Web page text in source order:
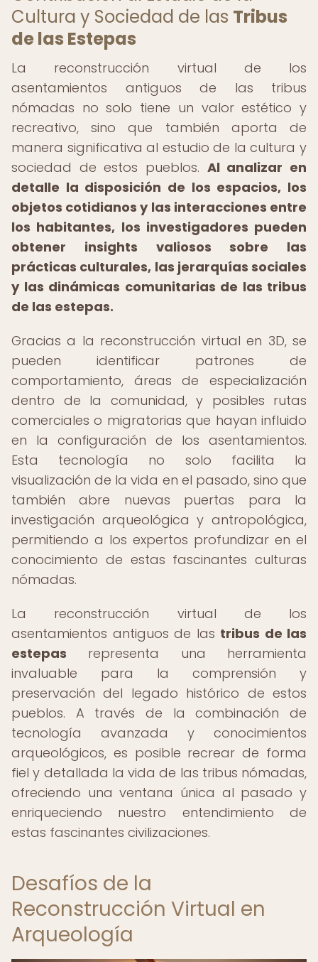
Cultura y Sociedad de las Tribus
de las Estepas
La reconstrucción virtual de los
asentamientos antiguos de las tribus
nómadas no solo tiene un valor estético y
recreativo, sino que también aporta de
manera significativa al estudio de la cultura y
sociedad de estos pueblos. Al analizar en
detalle la disposición de los espacios, los
objetos cotidianos y las interacciones entre
los habitantes, los investigadores pueden
obtener insights valiosos sobre las
prácticas culturales, las jerarquías sociales
y las dinámicas comunitarias de las tribus
de las estepas.
Gracias a la reconstrucción virtual en 3D, se
pueden identificar patrones de
comportamiento, áreas de especialización
dentro de la comunidad, y posibles rutas
comerciales o migratorias que hayan influido
en la configuración de los asentamientos.
Esta tecnología no solo facilita la
visualización de la vida en el pasado, sino que
también abre nuevas puertas para la
investigación arqueológica y antropológica,
permitiendo a los expertos profundizar en el
conocimiento de estas fascinantes culturas
nómadas.
La reconstrucción virtual de los
asentamientos antiguos de las tribus de las
estepas representa una herramienta
invaluable para la comprensión y
preservación del legado histórico de estos
pueblos. A través de la combinación de
tecnología avanzada y conocimientos
arqueológicos, es posible recrear de forma
fiel y detallada la vida de las tribus nómadas,
ofreciendo una ventana única al pasado y
enriqueciendo nuestro entendimiento de
estas fascinantes civilizaciones.
Desafíos de la
Reconstrucción Virtual en
Arqueología